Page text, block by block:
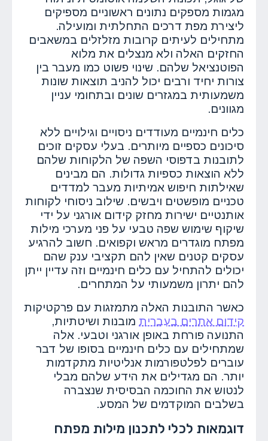
מגמות מספקים נתונים ראשוניים מספיקים
ליצירת מפת דרכים התחלתית ומועילה.
מתחילים לעיתים קרובות מזלזלים במשאבים
החזקים האלה ולא מנצלים את מלוא
הפוטנציאל שלהם. שינוי פשוט כמו מעבר בין
צורות יחיד ורבים יכול להניב תוצאות שונות
משמעותית במגזרים שונים ובתחומי עניין
מגוונים.
כלים חינמיים מעודדים ניסויים וגילויים ללא
סיכונים כספיים מיותרים. בעלי עסקים זוכים
לתובנות בדפוסי השפה של הלקוחות שלהם
ללא הוצאות כספיות גדולות. הם מבינים
שאילתות חיפוש אמיתיות מעבר למדדים
טכניים מופשטים ויבשים. שילוב ניסוחי לקוחות
אותנטיים ישירות מחזק קידום אורגני על ידי
שיקוף שימוש שפה טבעי על פני מערכי מילות
מפתח מוגדרים מראש וקפואים. חשוב להרגיע
עסקים קטנים שאין להם תקציבי ענק שהם
יכולים להתחיל עם כלים חינמיים וזה עדיין ייתן
להם יתרון משמעותי על המתחרים.
כאשר התובנות האלה מתמזגות עם פרקטיקות
קידום אתרים בעברית מובנות ושיטתיות,
התנועה פורחת באופן אורגני וטבעי. אלה
שמתחילים עם כלים חינמיים בסופו של דבר
עוברים לפלטפורמות אנליטיות מתקדמות
יותר. הם מגדילים את הידע שלהם מבלי
לנטוש את החוכמה הבסיסית שנצברה
בשלבים המוקדמים של המסע.
דוגמאות לכלי לתכנון מילות מפתח